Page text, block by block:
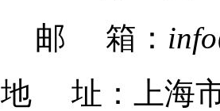
邮 箱：
地 址：上海市